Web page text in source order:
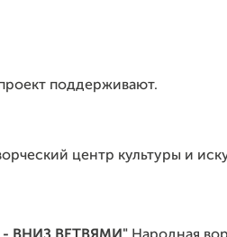
поддерживают.
центр культуры и